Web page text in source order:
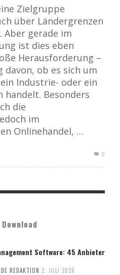
Zielgruppe
über Ländergrenzen
Aber gerade im
ist dies eben
Herausforderung –
davon, ob es sich um
Industrie- oder ein
handelt. Besonders
die
im
Onlinehandel, …
0
Software: 45 Anbieter
REDAKTION 2. JULI 2026